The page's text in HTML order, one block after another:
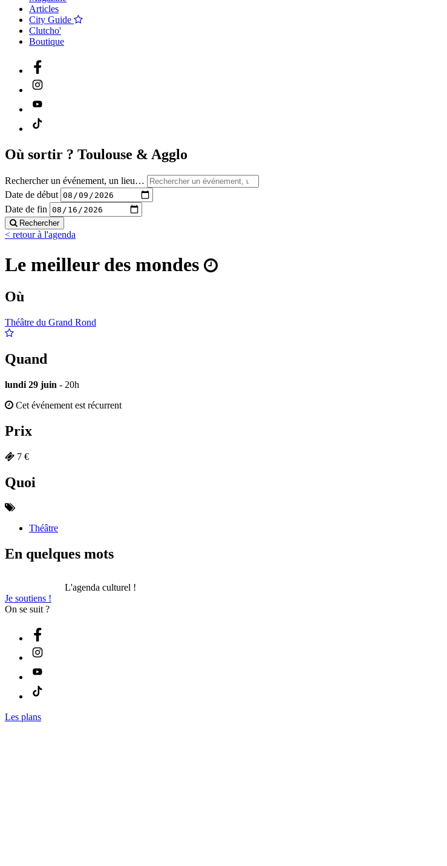
Articles
City Guide
Clutcho'
Boutique
Où sortir ? Toulouse & Agglo
Rechercher un événement, un lieu…
Date de début
Date de fin
Rechercher
< retour à l'agenda
Le meilleur des mondes
Où
Théâtre du Grand Rond
Quand
lundi 29 juin - 20h
Cet événement est récurrent
Prix
7 €
Quoi
Théâtre
En quelques mots
L'agenda culturel !
Je soutiens !
On se suit ?
Les plans